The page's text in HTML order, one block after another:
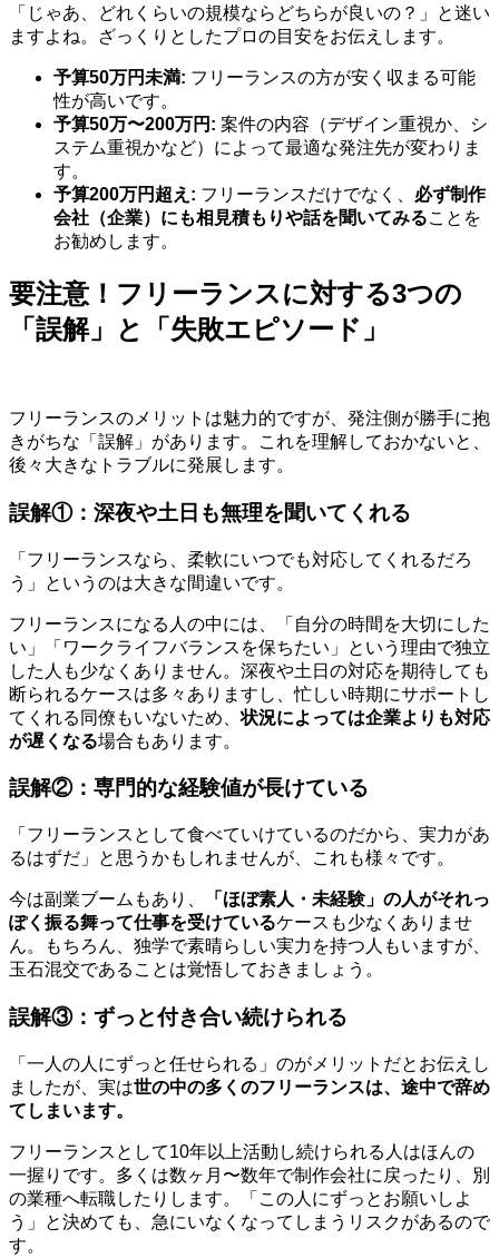
「じゃあ、どれくらいの規模ならどちらが良いの？」と迷い
ますよね。ざっくりとしたプロの目安をお伝えします。
予算50万円未満: フリーランスの方が安く収まる可能
性が高いです。
予算50万〜200万円: 案件の内容（デザイン重視か、シ
ステム重視かなど）によって最適な発注先が変わりま
す。
予算200万円超え: フリーランスだけでなく、 必ず制作
会社（企業）にも相見積もりや話を聞いてみることを
お勧めします。
要注意！フリーランスに対する3つの
「誤解」と「失敗エピソード」
フリーランスのメリットは魅力的ですが、発注側が勝手に抱
きがちな「誤解」があります。これを理解しておかないと、
後々大きなトラブルに発展します。
誤解①：深夜や土日も無理を聞いてくれる
「フリーランスなら、柔軟にいつでも対応してくれるだろ
う」というのは大きな間違いです。
フリーランスになる人の中には、「自分の時間を大切にした
い」「ワークライフバランスを保ちたい」という理由で独立
した人も少なくありません。深夜や土日の対応を期待しても
断られるケースは多々ありますし、忙しい時期にサポートし
てくれる同僚もいないため、状況によっては企業よりも対応
が遅くなる場合もあります。
誤解②：専門的な経験値が長けている
「フリーランスとして食べていけているのだから、実力があ
るはずだ」と思うかもしれませんが、これも様々です。
今は副業ブームもあり、
「ほぼ素人・未経験」の人がそれっ
ぽく振る舞って仕事を受けているケースも少なくありませ
ん。もちろん、独学で素晴らしい実力を持つ人もいますが、
玉石混交であることは覚悟しておきましょう。
誤解③：ずっと付き合い続けられる
「一人の人にずっと任せられる」のがメリットだとお伝えし
ましたが、実は世の中の多くのフリーランスは、途中で辞め
てしまいます。
フリーランスとして10年以上活動し続けられる人はほんの
一握りです。多くは数ヶ月〜数年で制作会社に戻ったり、別
の業種へ転職したりします。「この人にずっとお願いしよ
う」と決めても、急にいなくなってしまうリスクがあるので
す。